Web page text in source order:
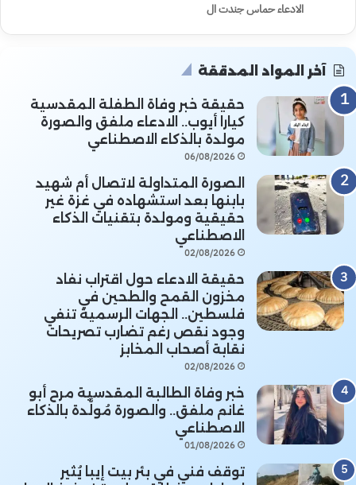
الادعاء حماس جندت ال
آخر المواد المدققة
حقيقة خبر وفاة الطفلة المقدسية
كيارا أيوب.. الادعاء ملفق والصورة
مولدة بالذكاء الاصطناعي
06/08/2026
الصورة المتداولة لاتصال أم شهيد
بابنها بعد استشهاده في غزة غير
حقيقية ومولدة بتقنيات الذكاء
الاصطناعي
02/08/2026
حقيقة الادعاء حول اقتراب نفاد
مخزون القمح والطحين في
فلسطين.. الجهات الرسمية تنفي
وجود نقص رغم تضارب تصريحات
نقابة أصحاب المخابز
02/08/2026
خبر وفاة الطالبة المقدسية مرح أبو
غانم ملفق.. والصورة مُولَّدة بالذكاء
الاصطناعي
01/08/2026
توقف فني في بئر بيت إيبا يُثير